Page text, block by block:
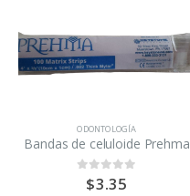
ODONTOLOGÍA
Bandas de celuloide Prehma
out of 5
$3.35